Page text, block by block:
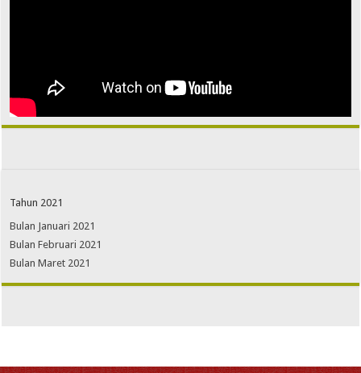
Tahun 2021
Bulan Januari 2021
Bulan Februari 2021
Bulan Maret 2021